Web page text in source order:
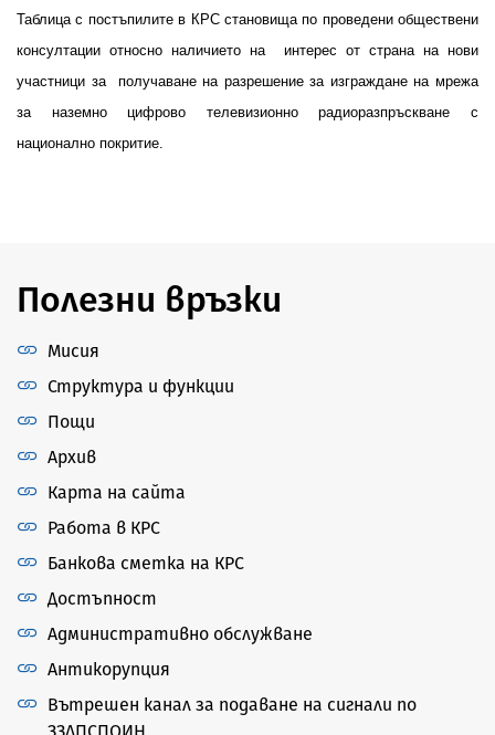
Таблица с постъпилите в КРС становища по проведени обществени
консултации относно наличието на
интерес от страна на нови
участници за
получаване на разрешение за изграждане на мрежа
за наземно цифрово телевизионно радиоразпръскване с
национално покритие.
Полезни връзки
Мисия
Структура и функции
Пощи
Архив
Карта на сайта
Работа в КРС
Банкова сметка на КРС
Достъпност
Административно обслужване
Антикорупция
Вътрешен канал за подаване на сигнали по